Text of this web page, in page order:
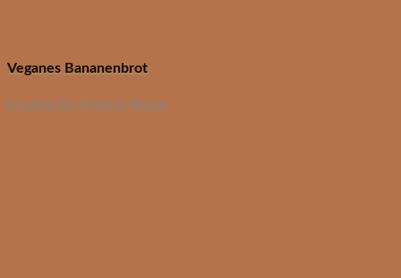
Veganes Bananenbrot
Created by Daniela Beran